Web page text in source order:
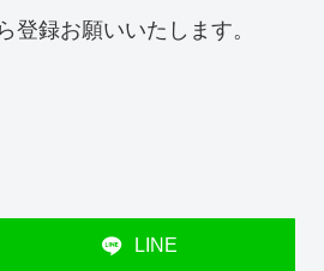
録お願いいたします。
LINE